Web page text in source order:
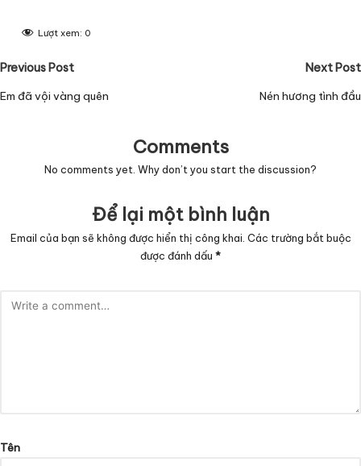
Lượt xem: 0
Post
navigation
Previous Post
Em đã vội vàng quên
Next Post
Nén hương tình đầu
Comments
No comments yet. Why don’t you start the discussion?
Để lại một bình luận
Email của bạn sẽ không được hiển thị công khai. Các trường bắt buộc
được đánh dấu *
Tên